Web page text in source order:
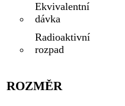
Ekvivalentní
dávka
Radioaktivní
rozpad
ROZMĚR